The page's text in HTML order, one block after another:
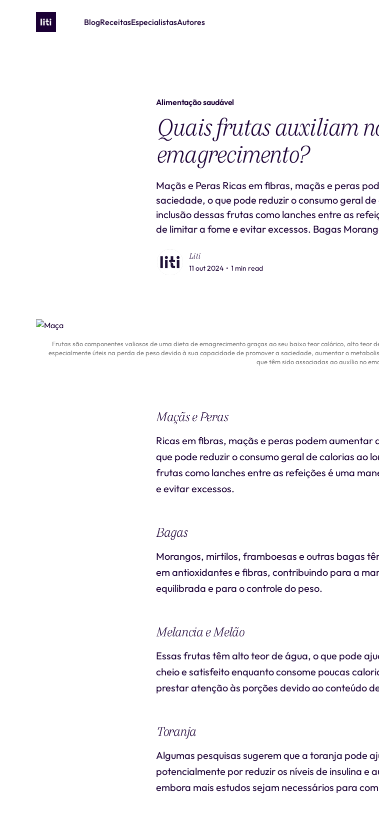
BlogReceitasEspecialistasAutores
Alimentação saudável
Quais frutas auxiliam
emagrecimento?
Maçãs e Peras Ricas em fibras, maçãs e peras
saciedade, o que pode reduzir o consumo geral
inclusão dessas frutas como lanches entre as
de limitar a fome e evitar excessos. Bagas
Liti
11 out 2024 • 1 min read
Frutas são componentes valiosos de uma dieta de emagrecimento graças ao seu baixo teor calórico, alto
especialmente úteis na perda de peso devido à sua capacidade de promover a saciedade, aumentar o
que têm sido associadas ao auxílio no
Maçãs e Peras
Ricas em fibras, maçãs e peras podem aumentar
que pode reduzir o consumo geral de calorias ao
frutas como lanches entre as refeições é uma
e evitar excessos.
Bagas
Morangos, mirtilos, framboesas e outras bagas
em antioxidantes e fibras, contribuindo para a
equilibrada e para o controle do peso.
Melancia e Melão
Essas frutas têm alto teor de água, o que pode
cheio e satisfeito enquanto consome poucas
prestar atenção às porções devido ao conteúdo
Toranja
Algumas pesquisas sugerem que a toranja pode
potencialmente por reduzir os níveis de insulina e
embora mais estudos sejam necessários para